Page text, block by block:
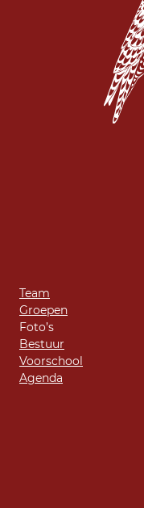
Team
Groepen
Foto’s
Bestuur
Voorschool
Agenda